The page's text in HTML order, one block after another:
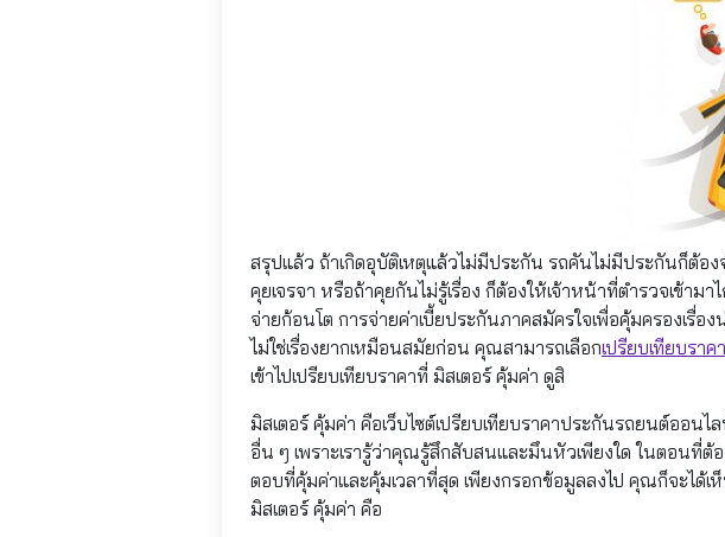
สรุปแล้ว ถ้าเกิดอุบัติเหตุแล้วไม่มีประกัน รถคันไม่มีประกันก็ต้อ
คุยเจรจา หรือถ้าคุยกันไม่รู้เรื่อง ก็ต้องให้เจ้าหน้าที่ตำรวจเข้า
จ่ายก้อนโต การจ่ายค่าเบี้ยประกันภาคสมัครใจเพื่อคุ้มครองเรื่
ไม่ใช่เรื่องยากเหมือนสมัยก่อน คุณสามารถเลือกเปรียบเทียบรา
เข้าไปเปรียบเทียบราคาที่ มิสเตอร์ คุ้มค่า ดูสิ
มิสเตอร์ คุ้มค่า คือเว็บไซต์เปรียบเทียบราคาประกันรถยนต์อ
อื่น ๆ เพราะเรารู้ว่าคุณรู้สึกสับสนและมึนหัวเพียงใด ในตอนที่ต้อ
ตอบที่คุ้มค่าและคุ้มเวลาที่สุด เพียงกรอกข้อมูลลงไป คุณก็จะได้
มิสเตอร์ คุ้มค่า คือ